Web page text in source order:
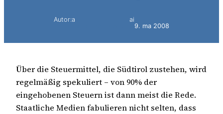
Autor:a
ai
9. ma 2008
Über die Steuermittel, die Südtirol zustehen, wird
regelmäßig spekuliert – von 90% der
eingehobenen Steuern ist dann meist die Rede.
Staatliche Medien fabulieren nicht selten, dass